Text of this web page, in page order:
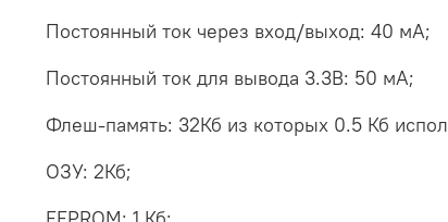
Постоянный ток через вход/выход: 40 мА;
Постоянный ток для вывода 3.3В: 50 мА;
Флеш-память: 32Кб из которых 0.5 Кб
ОЗУ: 2Кб;